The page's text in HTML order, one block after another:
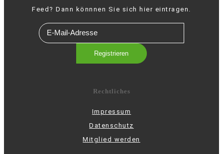
Feed? Dann könnnen Sie sich hier eintragen.
Rechtliches
Impressum
Datenschutz
Mitglied werden